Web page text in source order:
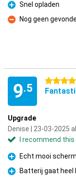
Pro
Snel opladen
Con
Nog geen
9.5
5 stars
Upgrade
Denise | 23-03-2025
I recommend
Pro
Echt mooi scherm
Pro
Batterij gaat heel